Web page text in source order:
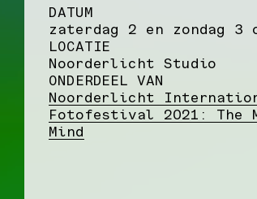
DATUM
zaterdag 2 en zondag 3
LOCATIE
Noorderlicht Studio
ONDERDEEL VAN
Noorderlicht
Fotofestival 2021: The
Mind